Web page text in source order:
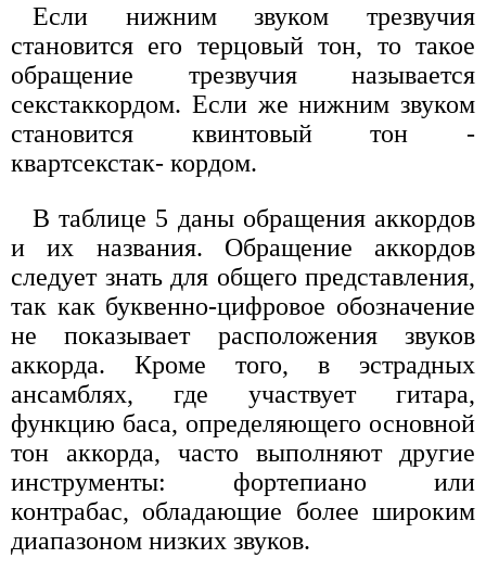
Если нижним звуком трезвучия
становится его терцовый тон, то такое
обращение трезвучия называется
секстаккордом. Если же нижним звуком
становится квинтовый тон -
квартсекстак- кордом.
В таблице 5 даны обращения аккордов
и их названия. Обращение аккордов
следует знать для общего представления,
так как буквенно-цифровое обозначение
не показывает расположения звуков
аккорда. Кроме того, в эстрадных
ансамблях, где участвует гитара,
функцию баса, определяющего основной
тон аккорда, часто выполняют другие
инструменты: фортепиано или
контрабас, обладающие более широким
диапазоном низких звуков.